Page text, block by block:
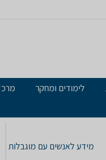
לימודים ומחקר
מידע לאנשים עם מוגבלות